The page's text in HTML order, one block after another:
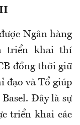
Ngân hàng
triển khai thí
đồng thời giữ
đạo và Tổ giúp
Đây là sự
triển khai các